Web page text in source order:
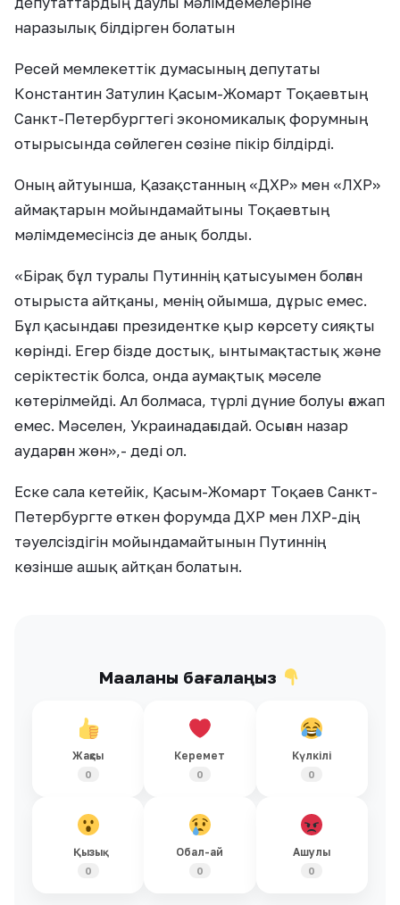
наразылық білдірген болатын
Ресей мемлекеттік думасының депутаты
Константин Затулин Қасым-Жомарт Тоқаевтың
Санкт-Петербургтегі экономикалық форумның
отырысында сөйлеген сөзіне пікір білдірді.
Оның айтуынша, Қазақстанның «ДХР» мен «ЛХР»
аймақтарын мойындамайтыны Тоқаевтың
мәлімдемесінсіз де анық болды.
«Бірақ бұл туралы Путиннің қатысуымен болған
отырыста айтқаны, менің ойымша, дұрыс емес.
Бұл қасындағы президентке қыр көрсету сияқты
көрінді. Егер бізде достық, ынтымақтастық және
серіктестік болса, онда аумақтық мәселе
көтерілмейді. Ал болмаса, түрлі дүние болуы ғажап
емес. Мәселен, Украинадағыдай. Осыған назар
аударған жөн»,- деді ол.
Еске сала кетейік, Қасым-Жомарт Тоқаев Санкт-
Петербургте өткен форумда ДХР мен ЛХР-дің
тәуелсіздігін мойындамайтынын Путиннің
көзінше ашық айтқан болатын.
Мақаланы бағалаңыз
Жақсы
0
Керемет
0
Күлкілі
0
Қызық
0
Обал-ай
0
Ашулы
0